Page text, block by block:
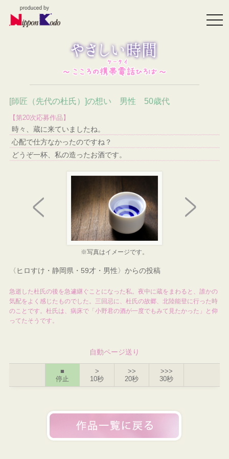
[師匠（先代の杜氏）]の想い 男性 50歳代
【第20次応募作品】
時々、蔵に来ていましたね。
心配で仕方なかったのですね？
どうぞ一杯、私の造ったお酒です。
※写真はイメージです。
〈ヒロすけ・静岡県・59才・男性〉からの投稿
急逝した杜氏の後を急遽継ぐことになった私。夜中に蔵をまわると、誰かの
気配をよく感じたものでした。三回忌に、杜氏の故郷、北陸能登に行った時
のことです。杜氏は、病床で「小野君の酒が一度でもみて見たかった」と仰
ってたそうです。
自動ページ送り
■
停止
>
10秒
>>
20秒
>>>
30秒